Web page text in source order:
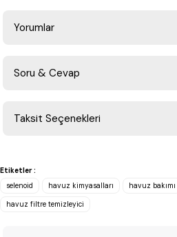
Yorumlar
Soru & Cevap
Taksit Seçenekleri
Etiketler :
selenoid
havuz kimyasalları havuz bakımı
havuz filtre temizleyici